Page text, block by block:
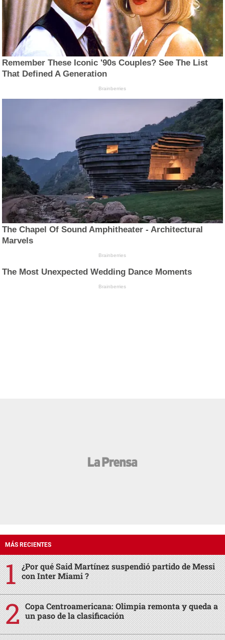
Remember These Iconic '90s Couples? See The List
That Defined A Generation
Brainberries
The Chapel Of Sound Amphitheater - Architectural
Marvels
Brainberries
The Most Unexpected Wedding Dance Moments
Brainberries
MÁS RECIENTES
¿Por qué Said Martínez suspendió partido de Messi
con Inter Miami ?
Copa Centroamericana: Olimpia remonta y queda a
un paso de la clasificación